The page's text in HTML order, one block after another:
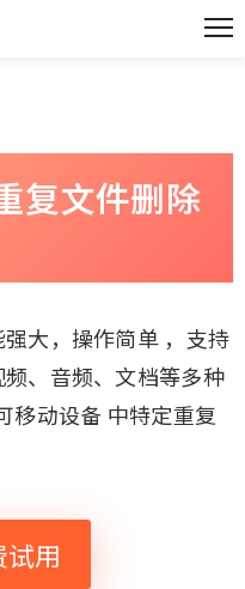
复文件删除
大，操作简单 ，支持
、音频、文档等多种
移动设备 中特定重复
用